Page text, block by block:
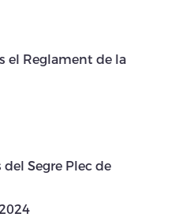
el Reglament de la
del Segre Plec de